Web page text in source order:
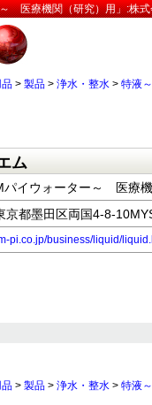
医療機関（研究）用」:株
> 製品 > 浄水・整水 > 特液
ム
パイウォーター～ 医療
都墨田区両国4-8-
pi.co.jp/business/liquid/
> 製品 > 浄水・整水 > 特液